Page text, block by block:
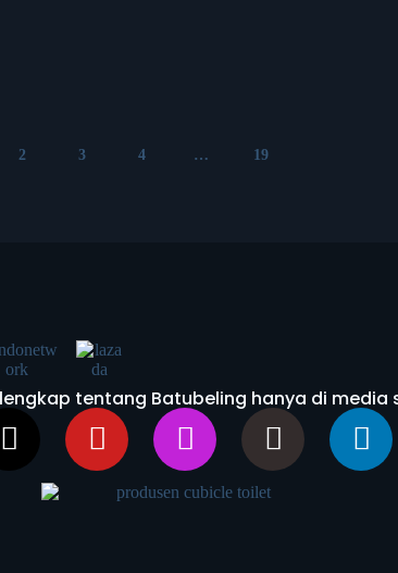
2 3 4 … 19
tentang Batubeling hanya di media